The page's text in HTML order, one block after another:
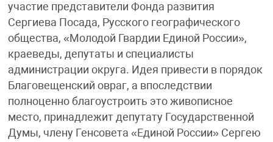
участие представители Фонда развития
Сергиева Посада, Русского географического
общества, «Молодой Гвардии Единой России»,
краеведы, депутаты и специалисты
администрации округа. Идея привести в порядок
Благовещенский овраг, а впоследствии
полноценно благоустроить это живописное
место, принадлежит депутату Государственной
Думы, члену Генсовета «Единой России» Сергею